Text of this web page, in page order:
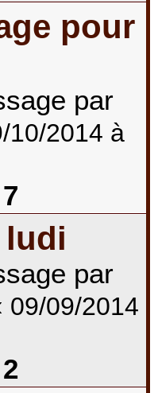
pour
par
10/2014 à
7
par
09/09/2014
2